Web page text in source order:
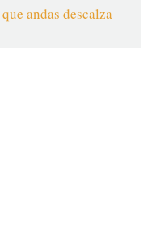
andas descalza